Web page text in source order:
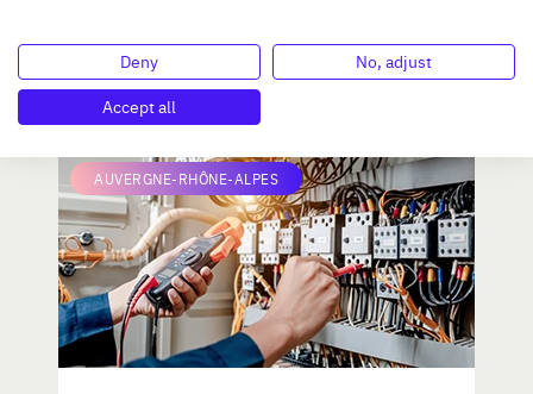
N°18792
AUVERGNE-RHÔNE-ALPES
Deny
No, adjust
Accept all